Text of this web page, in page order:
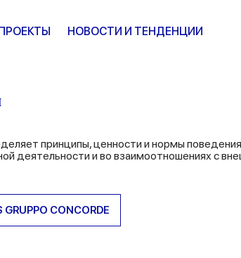
НОВОСТИ И ТЕНДЕНЦИИ
принципы, ценности и нормы
деятельности и во взаимоотношениях с
GRUPPO CONCORDE